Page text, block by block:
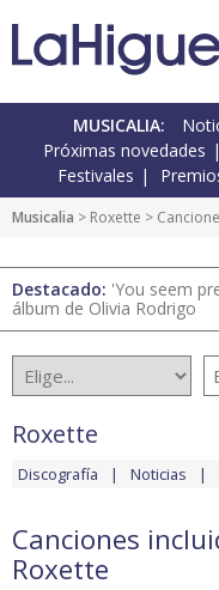
MUSICALIA:
Próximas novedades
Festivales
Musicalia > Roxette >
Destacado: 'You seem
álbum de Olivia Rodrigo
Roxette
Discografía Noticias
Canciones
Roxette